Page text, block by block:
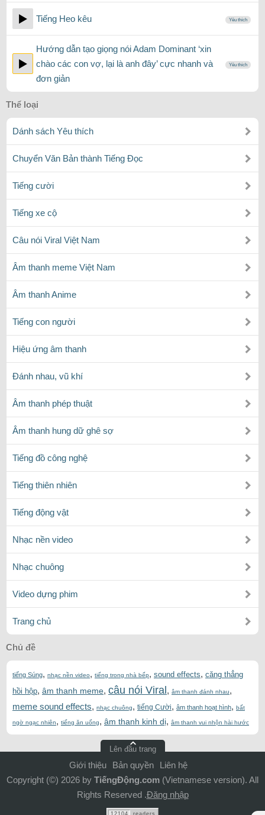
Tiếng Heo kêu Yêu thích
Hướng dẫn tạo giọng nói Adam Dominant ‘xin
chào các con vợ, lại là anh đây’ cực nhanh và
đơn giản
Yêu thích
Thể loại
Dánh sách Yêu thích
Chuyển Văn Bản thành Tiếng Đọc
Tiếng cười
Tiếng xe cộ
Câu nói Viral Việt Nam
Âm thanh meme Việt Nam
Âm thanh Anime
Tiếng con người
Hiệu ứng âm thanh
Đánh nhau, vũ khí
Âm thanh phép thuật
Âm thanh hung dữ ghê sợ
Tiếng đồ công nghệ
Tiếng thiên nhiên
Tiếng động vật
Nhạc nền video
Nhạc chuông
Video dựng phim
Trang chủ
Chủ đề
tiếng Súng, nhạc nền video, tiếng trong nhà bếp, sound effects, căng thẳng
hồi hộp, âm thanh meme, câu nói Viral , âm thanh đánh nhau,
meme sound effects, nhạc chuông, tiếng Cười, âm thanh hoạt hình, bất
ngờ ngạc nhiên, tiếng ăn uống, âm thanh kinh dị, âm thanh vui nhộn hài hước
Lên đầu trang
Giới thiệu Bản quyền
Liên hệ
Copyright (©) 2026 by TiếngĐộng.com (Vietnamese version). All
Rights Reserved .Đăng nhập
12104 readers